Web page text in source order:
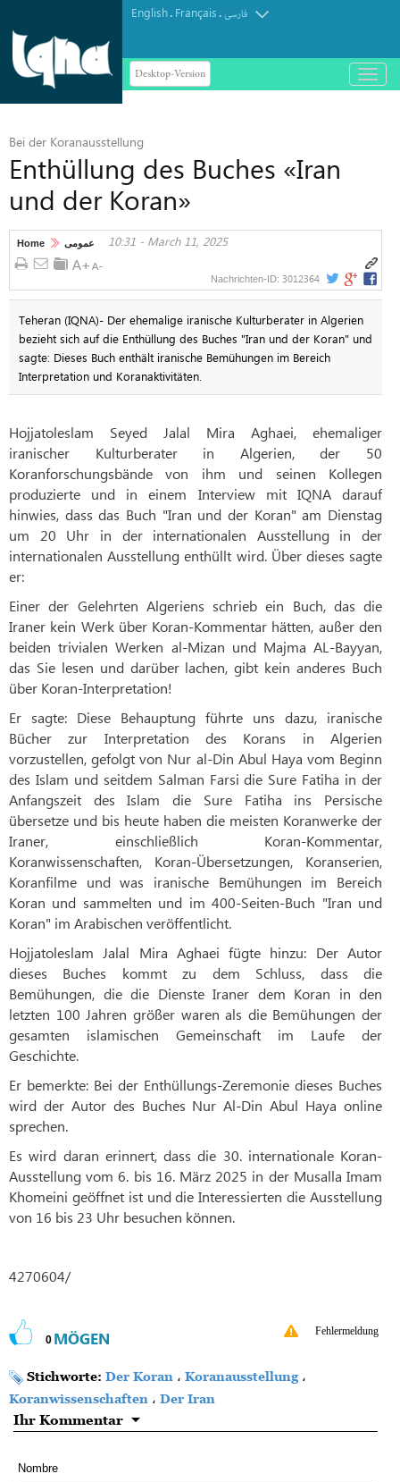
English. Français.فارسی
Desktop-Version
باز
و
Bei der Koranausstellung
Enthüllung des Buches «Iran
und der Koran»
Home عمومی 10:31 - March 11, 2025
Nachrichten-ID: 3012364
Teheran (IQNA)- Der ehemalige iranische Kulturberater in Algerien
bezieht sich auf die Enthüllung des Buches "Iran und der Koran" und
sagte: Dieses Buch enthält iranische Bemühungen im Bereich
Interpretation und Koranaktivitäten.
Hojjatoleslam Seyed Jalal Mira Aghaei, ehemaliger
iranischer Kulturberater in Algerien, der 50
Koranforschungsbände von ihm und seinen Kollegen
produzierte und in einem Interview mit IQNA darauf
hinwies, dass das Buch "Iran und der Koran" am Dienstag
um 20 Uhr in der internationalen Ausstellung in der
internationalen Ausstellung enthüllt wird. Über dieses sagte
er:
Einer der Gelehrten Algeriens schrieb ein Buch, das die
Iraner kein Werk über Koran-Kommentar hätten, außer den
beiden trivialen Werken al-Mizan und Majma AL-Bayyan,
das Sie lesen und darüber lachen, gibt kein anderes Buch
über Koran-Interpretation!
Er sagte: Diese Behauptung führte uns dazu, iranische
Bücher zur Interpretation des Korans in Algerien
vorzustellen, gefolgt von Nur al-Din Abul Haya vom Beginn
des Islam und seitdem Salman Farsi die Sure Fatiha in der
Anfangszeit des Islam die Sure Fatiha ins Persische
übersetze und bis heute haben die meisten Koranwerke der
Iraner, einschließlich Koran-Kommentar,
Koranwissenschaften, Koran-Übersetzungen, Koranserien,
Koranfilme und was iranische Bemühungen im Bereich
Koran und sammelten und im 400-Seiten-Buch "Iran und
Koran" im Arabischen veröffentlicht.
Hojjatoleslam Jalal Mira Aghaei fügte hinzu: Der Autor
dieses Buches kommt zu dem Schluss, dass die
Bemühungen, die die Dienste Iraner dem Koran in den
letzten 100 Jahren größer waren als die Bemühungen der
gesamten islamischen Gemeinschaft im Laufe der
Geschichte.
Er bemerkte: Bei der Enthüllungs-Zeremonie dieses Buches
wird der Autor des Buches Nur Al-Din Abul Haya online
sprechen.
Es wird daran erinnert, dass die 30. internationale Koran-
Ausstellung vom 6. bis 16. März 2025 in der Musalla Imam
Khomeini geöffnet ist und die Interessierten die Ausstellung
von 16 bis 23 Uhr besuchen können.
4270604/
0 MÖGEN Fehlermeldung
Stichworte: Der Koran ، Koranausstellung ،
Koranwissenschaften ، Der Iran
Ihr Kommentar
Nombre